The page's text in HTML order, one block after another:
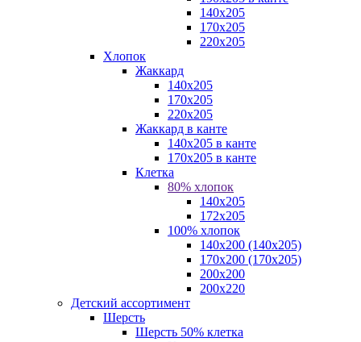
140х205
170х205
220х205
Хлопок
Жаккард
140x205
170х205
220х205
Жаккард в канте
140х205 в канте
170х205 в канте
Клетка
80% хлопок
140x205
172х205
100% хлопок
140x200 (140х205)
170x200 (170х205)
200х200
200х220
Детский ассортимент
Шерсть
Шерсть 50% клетка